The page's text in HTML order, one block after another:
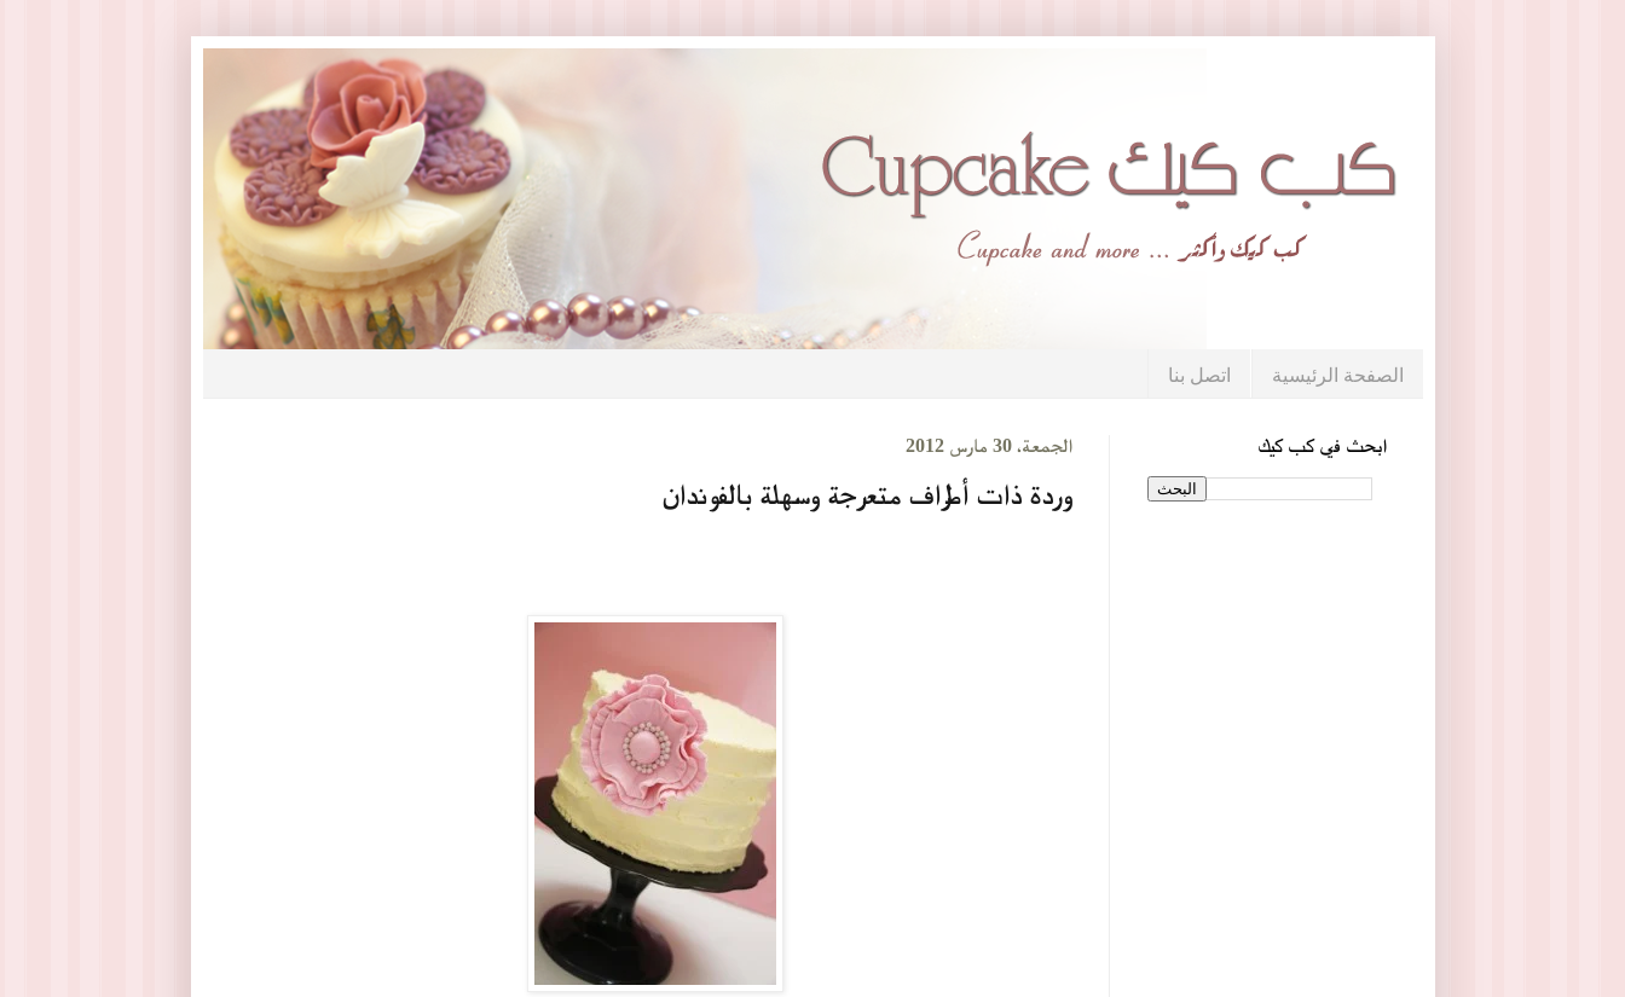
الصفحة الرئيسية اتصل بنا
الجمعة، 30 مارس 2012
وردة ذات أطراف متعرجة وسهلة بالفوندان
ابحث في كب كيك